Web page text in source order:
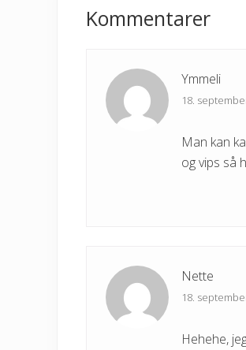
Interactions
Kommentarer
Ymmeli
18.
Man kan
og vips så
Nette
18.
Hehehe,